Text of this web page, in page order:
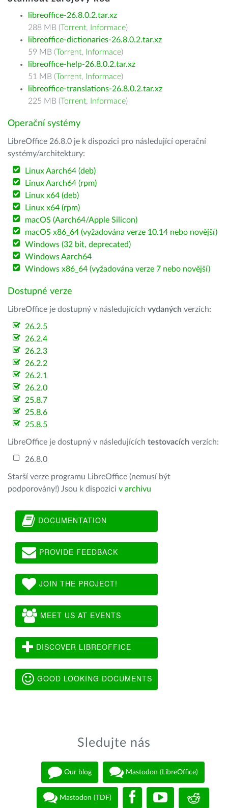
libreoffice-26.8.0.2.tar.xz
288 MB (Torrent, Informace)
libreoffice-dictionaries-26.8.0.2.tar.xz
59 MB (Torrent, Informace)
libreoffice-help-26.8.0.2.tar.xz
51 MB (Torrent, Informace)
libreoffice-translations-26.8.0.2.tar.xz
225 MB (Torrent, Informace)
Operační systémy
LibreOffice 26.8.0 je k dispozici pro následující operační
systémy/architektury:
Linux Aarch64 (deb)
Linux Aarch64 (rpm)
Linux x64 (deb)
Linux x64 (rpm)
macOS (Aarch64/Apple Silicon)
macOS x86_64 (vyžadována verze 10.14 nebo novější)
Windows (32 bit, deprecated)
Windows Aarch64
Windows x86_64 (vyžadována verze 7 nebo novější)
Dostupné verze
LibreOffice je dostupný v následujících vydaných verzích:
26.2.5
26.2.4
26.2.3
26.2.2
26.2.1
26.2.0
25.8.7
25.8.6
25.8.5
LibreOffice je dostupný v následujících testovacích verzích:
26.8.0
Starší verze programu LibreOffice (nemusí být
podporovány!) Jsou k dispozici v archivu
DOCUMENTATION
PROVIDE FEEDBACK
JOIN THE PROJECT!
MEET US AT EVENTS
DISCOVER LIBREOFFICE
GOOD LOOKING DOCUMENTS
Sledujte nás
Our blog Mastodon (LibreOffice)
Mastodon (TDF)